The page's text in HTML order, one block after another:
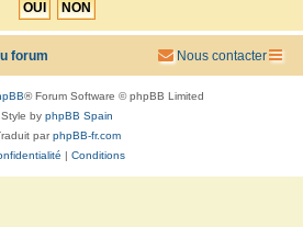
h
forum Nous contacter
® Forum Software © phpBB Limited
Style by phpBB Spain
parphpBB-fr.com
| Conditions